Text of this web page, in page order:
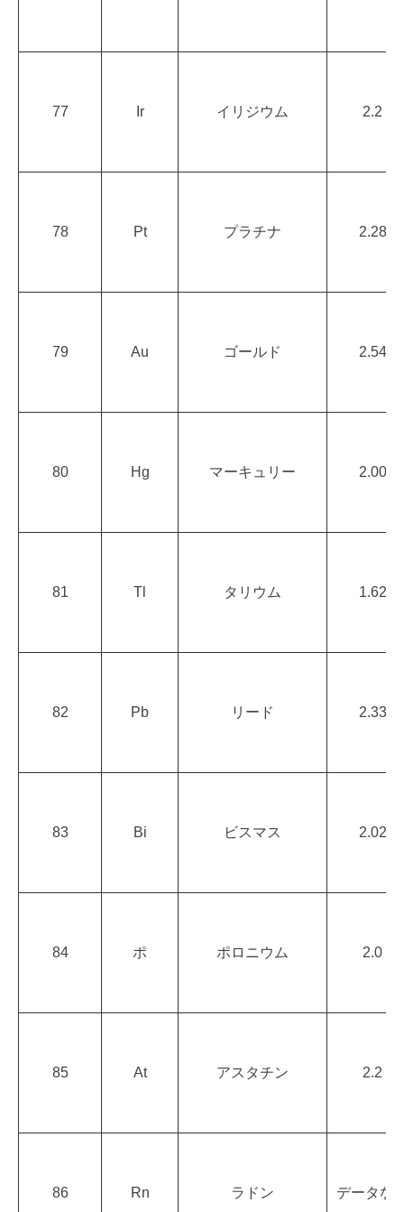
77 Ir イリジウム 2.2
78 Pt プラチナ 2.28
79 Au ゴールド 2.54
80 Hg マーキュリー 2.00
81 Tl タリウム 1.62
82 Pb リード 2.33
83 Bi ビスマス 2.02
84 ポ ポロニウム 2.0
85 At アスタチン 2.2
86 Rn ラドン データな